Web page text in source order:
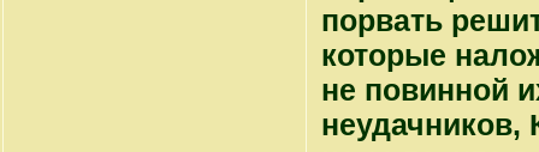
порвать
которые
не повинной
неудачников,